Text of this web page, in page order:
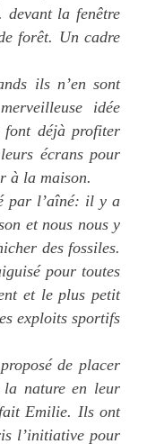
devant la fenêtre
forêt. Un cadre
ils n’en sont
idée
font déjà profiter
écrans pour
à la maison.
par l’aîné: il y a
et nous nous y
des fossiles.
pour toutes
et le plus petit
exploits sportifs
de placer
la nature en leur
Emilie. Ils ont
l’initiative pour